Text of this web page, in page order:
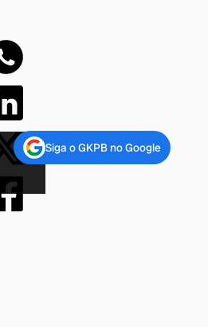
Siga o GKPB no Google